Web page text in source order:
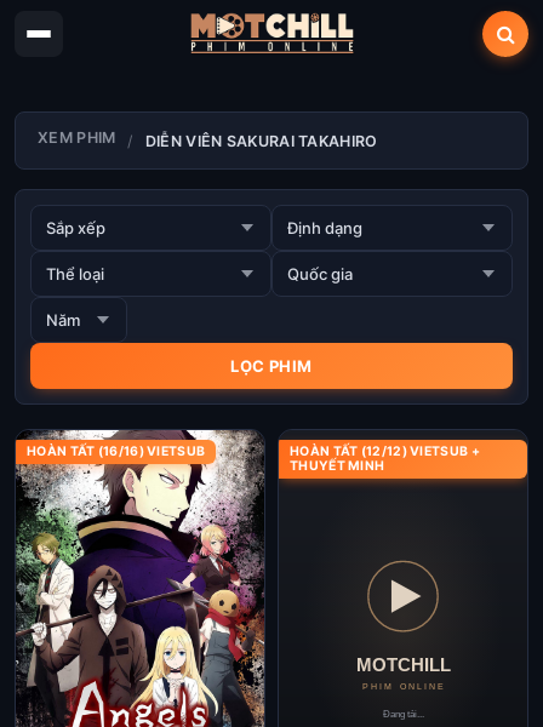
XEM PHIM DIỄN VIÊN SAKURAI TAKAHIRO
HOÀN TẤT (16/16) VIETSUB
HOÀN TẤT (12/12) VIETSUB +
THUYẾT MINH